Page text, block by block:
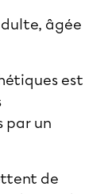
âgée
est
par un
de